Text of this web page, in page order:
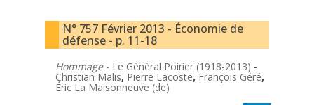
N° 757 Février 2013 - Économie de
défense - p. 11-18
Hommage- ­Le Général Poirier (1918-­2013) -
Christian Malis, Pierre Lacoste,François Géré,
Éric La Maisonneuve (de)